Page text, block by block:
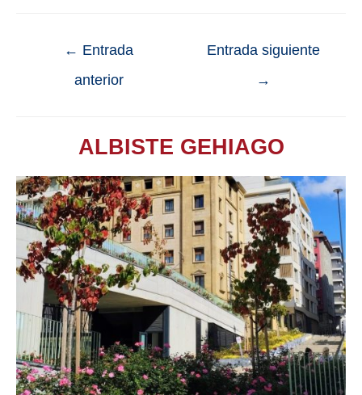
← Entrada
anterior
Entrada siguiente
→
ALBISTE GEHIAGO